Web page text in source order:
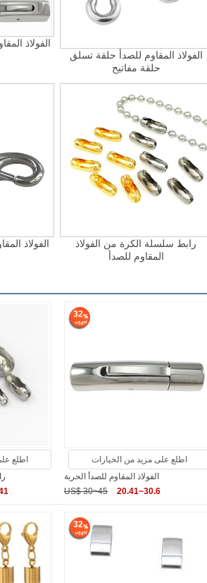
الفولاذ
الفولاذ المقاوم للصدأ حلقة تسلق
حلقة مفاتيح
الفولاذ
رابط سلسلة الكرة من الفولاذ
المقاوم للصدأ
اطلع
32
اطلع على مزيد من الخيارات
الفولاذ المقاوم للصدأ الحربة
US$ 30~45
20.41~30.6
32